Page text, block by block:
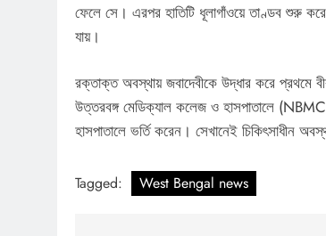
ফেলে সে। এরপর হাতিটি ধূলাগাঁওয়ে তাণ্ডব শুরু
যায়।
রক্তাক্ত অবস্থায় জবাদেবীকে উদ্ধার করে প্রথমে
উত্তরবঙ্গ মেডিক্যাল কলেজ ও হাসপাতালে
হাসপাতালে ভর্তি করেন। সেখানেই
Tagged: West Bengal news